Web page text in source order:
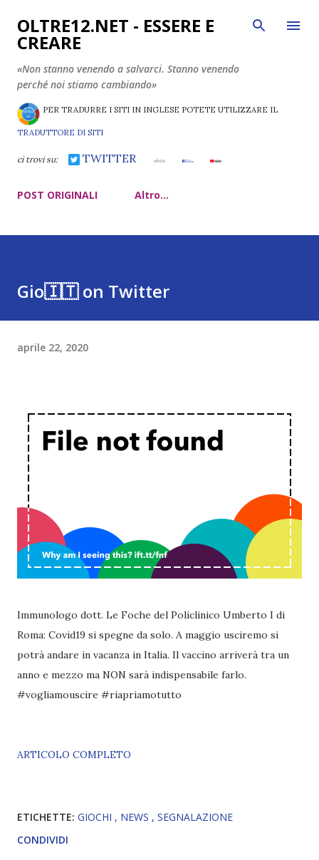
Passa ai contenuti principali
OLTRE12.NET - ESSERE E
CREARE
«Non stanno venendo a salvarci. Stanno venendo
perché noi stiamo cambiando»
PER TRADURRE I SITI IN INGLESE POTETE UTILIZZARE IL
TRADUTTORE DI SITI
ci trovi su: TWITTER
POST ORIGINALI Altro…
Gio🇮🇹 on Twitter
aprile 22, 2020
Immunologo dott. Le Foche del Policlinico Umberto I di
Roma: Covid19 si spegne da solo. A maggio usciremo si
potrà andare in vacanza in Italia. Il vaccino arriverà tra un
anno e mezzo ma NON sarà indispensabile farlo.
#vogliamouscire #riapriamotutto
ARTICOLO COMPLETO
ETICHETTE: GIOCHI NEWS
SEGNALAZIONE
CONDIVIDI